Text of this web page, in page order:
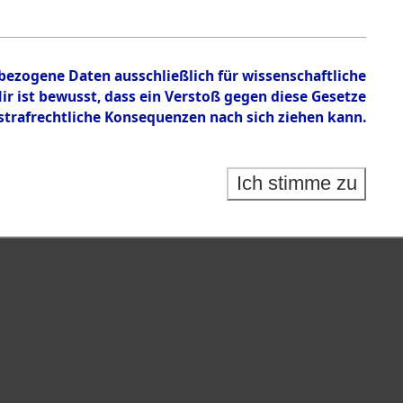
Daten ausschließlich für wissenschaftliche
bewusst, dass ein Verstoß gegen diese Gesetze
Konsequenzen nach sich ziehen kann.
Ich stimme zu